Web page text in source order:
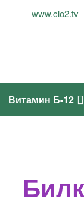
-
www.clo2.tv
Витамин Б-12